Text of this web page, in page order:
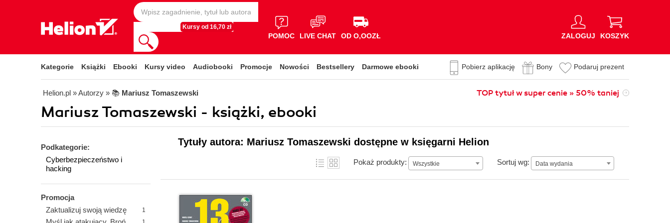
Kursy od 16,70 zł
POMOC LIVE CHAT OD O,OOZŁ ZALOGUJ KOSZYK
Kategorie Książki Ebooki Kursy video Audiobooki Promocje Nowości Bestsellery Darmowe ebooki Pobierz aplikację Bony Podaruj prezent
Helion.pl » Autorzy » 📚 Mariusz Tomaszewski TOP tytuł w super cenie » 50% taniej
Mariusz Tomaszewski - książki, ebooki
Podkategorie:
Cyberbezpieczeństwo i
hacking
Promocja
Zaktualizuj swoją wiedzę
1
Tytuły autora: Mariusz Tomaszewski dostępne w księgarni Helion
Pokaż produkty: Wszystkie Sortuj wg: Data wydania
Data wydania